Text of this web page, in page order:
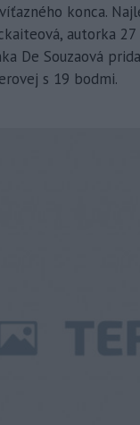
konca.
autorka
De Souzaová
s 19 bodmi.